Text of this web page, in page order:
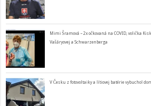
Mimi Šramová – 2x očkovaná na COVID, volička
Vašáryovej a Schwarzenberga
V Česku z fotovoltaiky a lítiovej batérie vybuchol